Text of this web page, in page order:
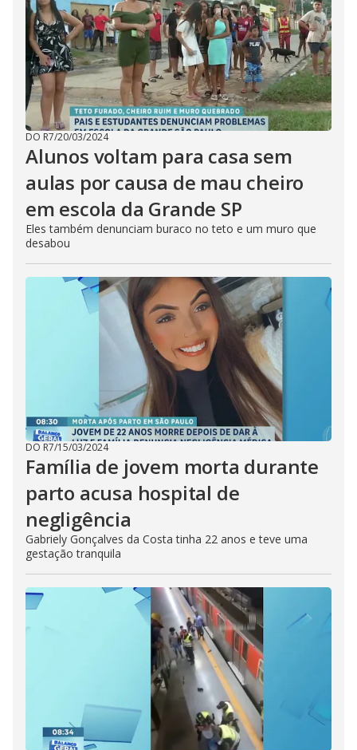
DO R7/20/03/2024
Alunos voltam para casa sem
aulas por causa de mau cheiro
em escola da Grande SP
Eles também denunciam buraco no teto e um muro que
desabou
DO R7/15/03/2024
Família de jovem morta durante
parto acusa hospital de
negligência
Gabriely Gonçalves da Costa tinha 22 anos e teve uma
gestação tranquila